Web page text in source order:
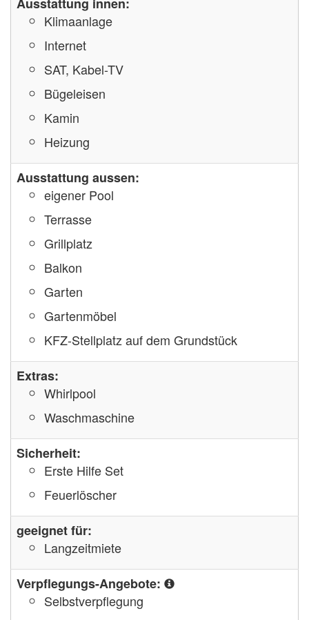
Klimaanlage
Internet
SAT, Kabel-TV
Bügeleisen
Kamin
Heizung
Ausstattung aussen:
eigener Pool
Terrasse
Grillplatz
Balkon
Garten
Gartenmöbel
KFZ-Stellplatz auf dem Grundstück
Extras:
Whirlpool
Waschmaschine
Sicherheit:
Erste Hilfe Set
Feuerlöscher
geeignet für:
Langzeitmiete
Verpflegungs-Angebote:
Selbstverpflegung